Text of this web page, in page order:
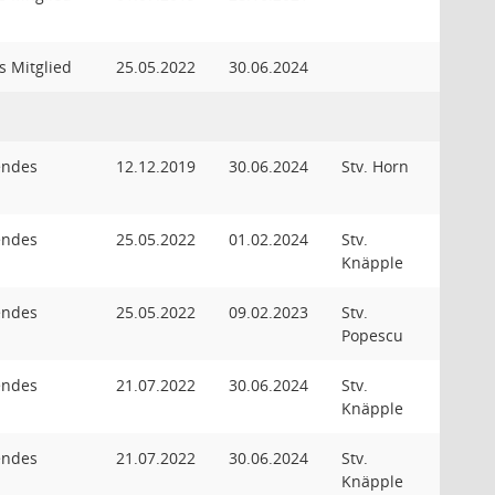
Mitglied 25.05.2022 30.06.2024
12.12.2019 30.06.2024 Stv. Horn
25.05.2022 01.02.2024
Stv.
Knäpple
25.05.2022 09.02.2023
Stv.
Popescu
21.07.2022 30.06.2024
Stv.
Knäpple
21.07.2022 30.06.2024
Stv.
Knäpple